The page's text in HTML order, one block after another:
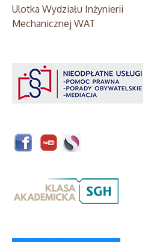
Ulotka Wydziału Inżynierii
Mechanicznej WAT